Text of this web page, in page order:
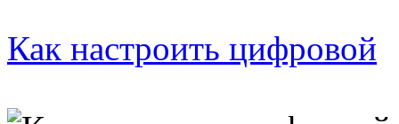
Как настроить цифровой